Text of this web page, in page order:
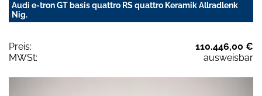
Audi e-tron GT basis quattro RS quattro Keramik Allradlenk
Nig.
Preis:
110.446,00 €
MWSt:
ausweisbar